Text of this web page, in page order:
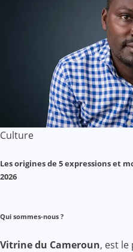
Culture
Les origines de 5 expressions et
2026
Qui sommes-nous ?
Vitrine du Cameroun, est